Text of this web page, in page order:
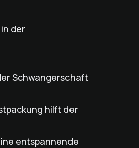
in der
Schwangerschaft
hilft der
entspannende